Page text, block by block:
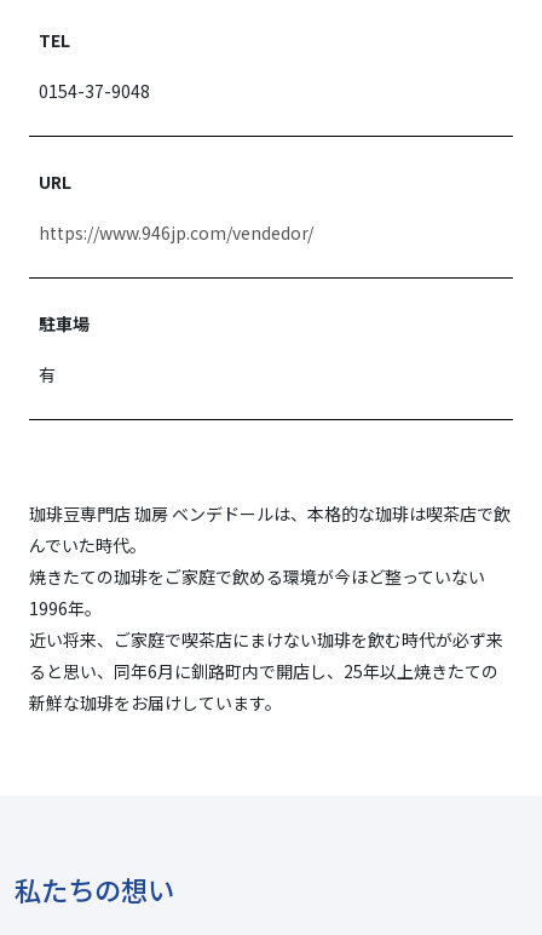
TEL
0154-37-9048
URL
https://www.946jp.com/vendedor/
駐車場
有
珈琲豆専門店 珈房 ベンデドールは、本格的な珈琲は喫茶店で飲
んでいた時代。
焼きたての珈琲をご家庭で飲める環境が今ほど整っていない
1996年。
近い将来、ご家庭で喫茶店にまけない珈琲を飲む時代が必ず来
ると思い、同年6月に釧路町内で開店し、25年以上焼きたての
新鮮な珈琲をお届けしています。
私たちの想い